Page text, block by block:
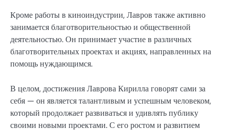
Кроме работы в киноиндустрии, Лавров также активно
занимается благотворительностью и общественной
деятельностью. Он принимает участие в различных
благотворительных проектах и акциях, направленных на
помощь нуждающимся.
В целом, достижения Лаврова Кирилла говорят сами за
себя — он является талантливым и успешным человеком,
который продолжает развиваться и удивлять публику
своими новыми проектами. С его ростом и развитием